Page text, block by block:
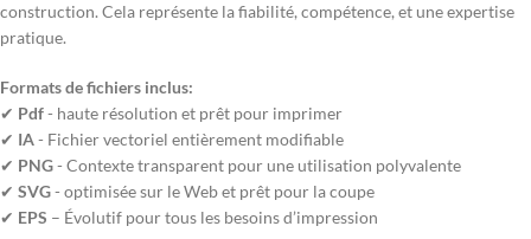
construction. Cela représente la fiabilité, compétence, et une expertise
pratique.
Formats de fichiers inclus:
✔ Pdf- haute résolution et prêt pour imprimer
✔ IA- Fichier vectoriel entièrement modifiable
✔ PNG- Contexte transparent pour une utilisation polyvalente
✔ SVG- optimisée sur le Web et prêt pour la coupe
✔ EPS – Évolutif pour tous les besoins d’impression